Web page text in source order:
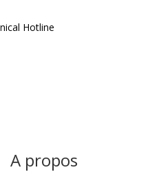
A propos